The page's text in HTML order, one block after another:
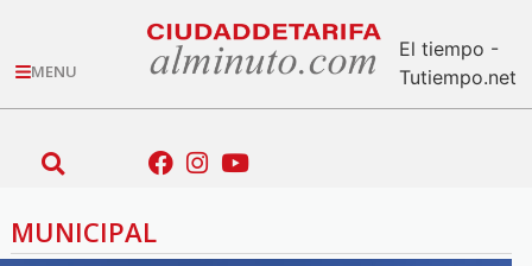
MENU
El tiempo -
Tutiempo.net
MUNICIPAL